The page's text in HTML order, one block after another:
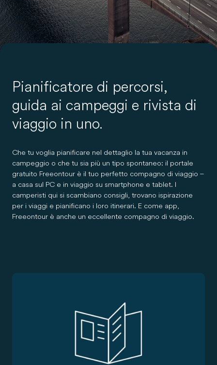
Pianificatore di percorsi,
guida ai campeggi e rivista di
viaggio in uno.
Che tu voglia pianificare nel dettaglio la tua vacanza in
campeggio o che tu sia più un tipo spontaneo: il portale
gratuito Freeontour è il tuo perfetto compagno di viaggio –
a casa sul PC e in viaggio su smartphone e tablet. I
camperisti qui si scambiano consigli, trovano ispirazione
per i viaggi e pianificano i loro itinerari. E come app,
Freeontour è anche un eccellente compagno di viaggio.